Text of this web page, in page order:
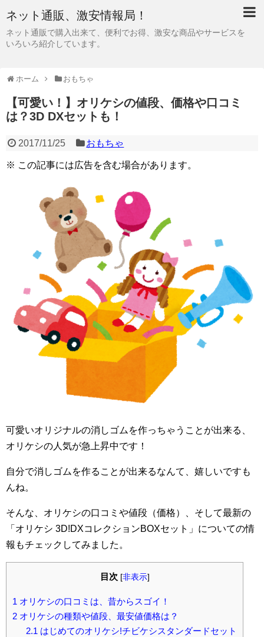
ネット通販、激安情報局！
ネット通販で購入出来て、便利でお得、激安な商品やサービスを
いろいろ紹介しています。
ホーム おもちゃ
【可愛い！】オリケシの値段、価格や口コミ
は？3D DXセットも！
2017/11/25 おもちゃ
※ この記事には広告を含む場合があります。
可愛いオリジナルの消しゴムを作っちゃうことが出来る、
オリケシの人気が急上昇中です！
自分で消しゴムを作ることが出来るなんて、嬉しいですも
んね。
そんな、オリケシの口コミや値段（価格）、そして最新の
「オリケシ 3D!DXコレクションBOXセット」についての情
報もチェックしてみました。
目次 [非表示]
1 オリケシの口コミは、昔からスゴイ！
2 オリケシの種類や値段、最安値価格は？
2.1 はじめてのオリケシ!チビケシスタンダードセット